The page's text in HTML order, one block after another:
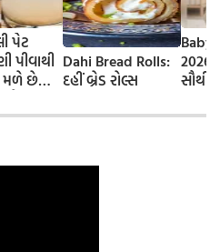
પેટ
પીવાથી
મળે છે
ફાયદા
કરવાની
Dahi Bread Rolls:
દહીં બ્રેડ રોલ્સ
Baby